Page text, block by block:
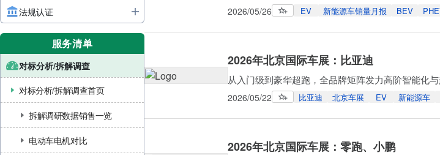
法规认证
服务清单
对标分析/拆解调查
对标分析/拆解调查首页
拆解调研数据销售一览
电动车电机对比
2026/05/26 EV 新能源车销量月报 BEV
2026年北京国际车展：比亚迪
从入门级到豪华超跑，全品牌矩阵发力高阶智能化
2026/05/22 比亚迪 北京车展 EV 新能源车
2026年北京国际车展：零跑、小鹏